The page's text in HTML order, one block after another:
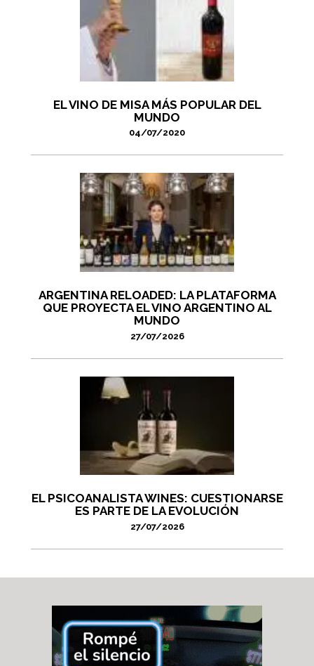
EL VINO DE MISA MÁS POPULAR DEL
MUNDO
04/07/2020
ARGENTINA RELOADED: LA PLATAFORMA
QUE PROYECTA EL VINO ARGENTINO AL
MUNDO
27/07/2026
EL PSICOANALISTA WINES: CUESTIONARSE
ES PARTE DE LA EVOLUCIÓN
27/07/2026